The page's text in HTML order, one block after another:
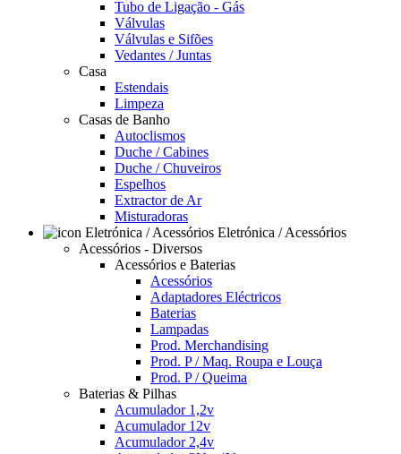
Tubo de Ligação - Gás
Válvulas
Válvulas e Sifões
Vedantes / Juntas
Casa
Estendais
Limpeza
Casas de Banho
Autoclismos
Duche / Cabines
Duche / Chuveiros
Espelhos
Extractor de Ar
Misturadoras
Eletrónica / Acessórios
Acessórios - Diversos
Acessórios e Baterias
Acessórios
Adaptadores Eléctricos
Baterias
Lampadas
Prod. Merchandising
Prod. P / Maq. Roupa e Louça
Prod. P / Queima
Baterias & Pilhas
Acumulador 1,2v
Acumulador 12v
Acumulador 2,4v